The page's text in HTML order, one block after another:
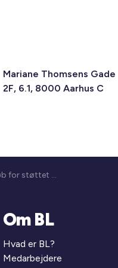
Mariane Thomsens Gade
2F, 6.1, 8000 Aarhus C
Maksimumsbeløb for støttet boligbyggeri pr. 1.1. 2009
Om BL
Hvad er BL?
Medarbejdere